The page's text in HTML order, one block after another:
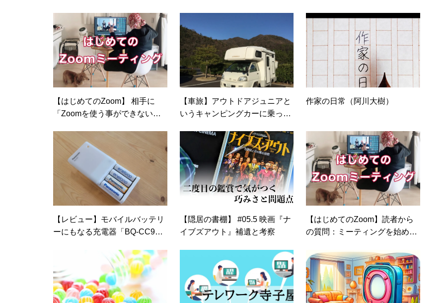
【はじめてのZoom】 相手に
「Zoomを使う事ができない」
【車旅】アウトドアジュニアと
いうキャンピングカーに乗って
作家の日常（阿川大樹）
【レビュー】モバイルバッテリ
ーにもなる充電器「BQ-CC9
【隠居の書棚】 #05.5 映画『ナ
イブズアウト』補遺と考察
【はじめてのZoom】読者から
の質問：ミーティングを始める